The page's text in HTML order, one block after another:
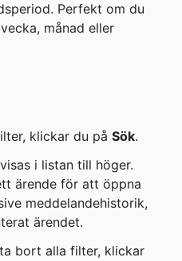
Perfekt om du
månad eller
klickar du på Sök.
i listan till höger.
ärende för att öppna
meddelandehistorik,
ärendet.
bort alla filter, klickar